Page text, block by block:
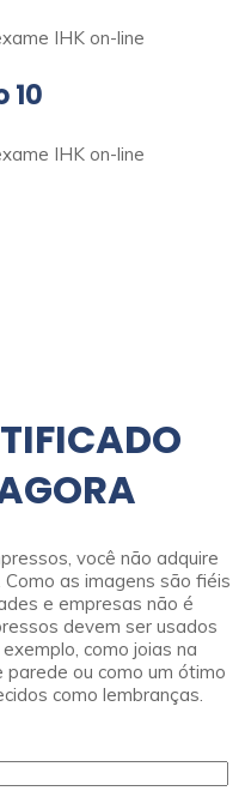
10
você não adquire
as imagens são fiéis
e empresas não é
devem ser usados
como joias na
parede ou como um ótimo
como lembranças.